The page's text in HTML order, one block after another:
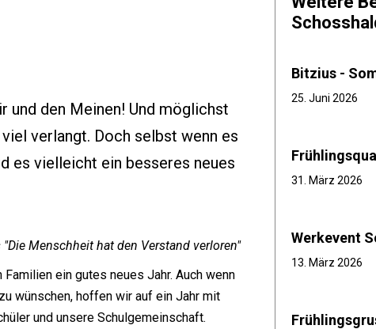
und den Meinen! Und möglichst
verlangt. Doch selbst wenn es
es vielleicht ein besseres neues
Menschheit hat den Verstand verloren"
ein gutes neues Jahr. Auch wenn
wünschen, hoffen wir auf ein Jahr mit
und unsere Schulgemeinschaft.
Bitzius -
25. Juni 2026
31. März 2026
Werkevent
13. März 2026